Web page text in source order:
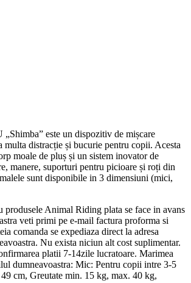
este un dispozitiv de mișcare
multa distracție și bucurie pentru copii. Acesta
moale de pluș și un sistem inovator de
manere, suporturi pentru picioare și roți din
sunt disponibile in 3 dimensiuni (mici,
Animal Riding plata se face in avans
veti primi pe e-mail factura proforma si
comanda se expediaza direct la adresa
Nu exista niciun alt cost suplimentar.
platii 7-14zile lucratoare. Marimea
dumneavoastra: Mic: Pentru copii intre 3-5
cm, Greutate min. 15 kg, max. 40 kg,